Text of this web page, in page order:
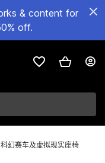
& content for
off.
幻赛车及虚拟现实座椅